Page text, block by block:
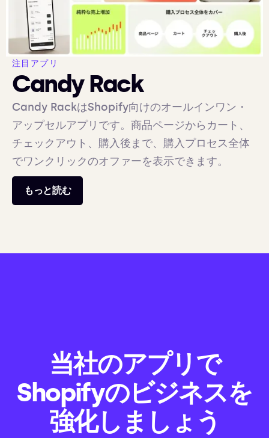
注目アプリ
Candy Rack
Candy RackはShopify向けのオールインワン・
アップセルアプリです。商品ページからカート、
チェックアウト、購入後まで、購入プロセス全体
でワンクリックのオファーを表示できます。
もっと読む
当社のアプリで
Shopifyのビジネスを
強化しましょう